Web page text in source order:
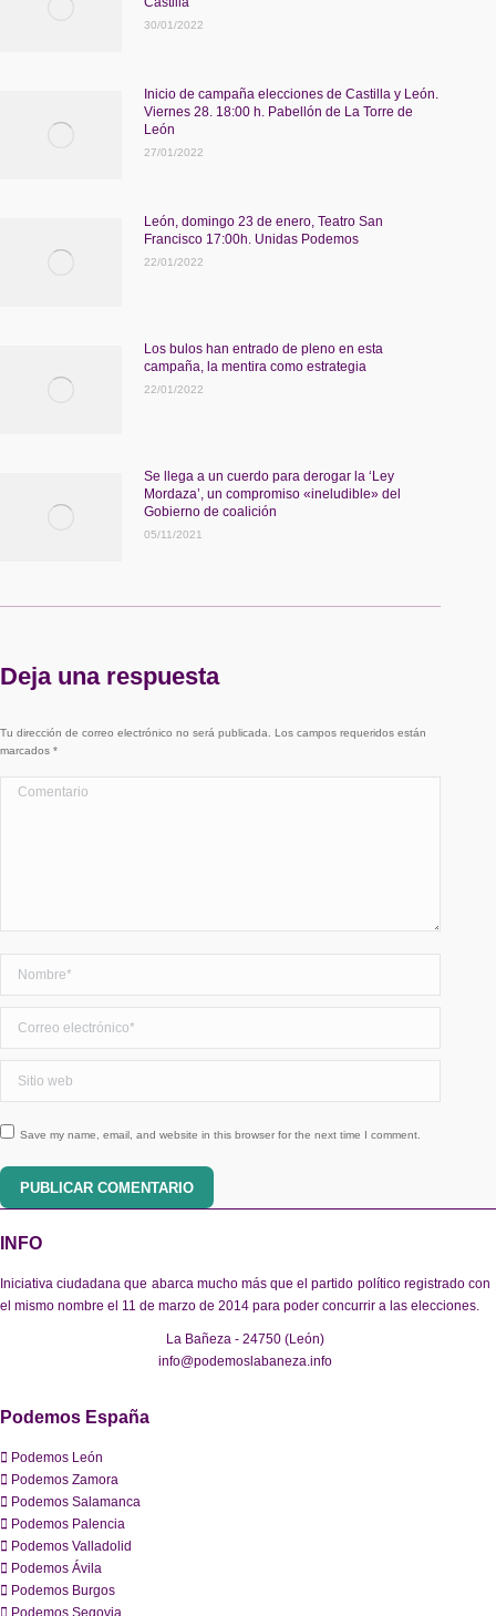
30/01/2022
Inicio de campaña elecciones de Castilla y León.
Viernes 28. 18:00 h. Pabellón de La Torre de
León
27/01/2022
León, domingo 23 de enero, Teatro San
Francisco 17:00h. Unidas Podemos
22/01/2022
Los bulos han entrado de pleno en esta
campaña, la mentira como estrategia
22/01/2022
Se llega a un cuerdo para derogar la ‘Ley
Mordaza’, un compromiso «ineludible» del
Gobierno de coalición
05/11/2021
Deja una respuesta
Tu dirección de correo electrónico no será publicada. Los campos requeridos están
marcados *
Comentario
Save my name, email, and website in this browser for the next time I comment.
PUBLICAR COMENTARIO
INFO
Iniciativa ciudadana que abarca mucho más que el partido político registrado con
el mismo nombre el 11 de marzo de 2014 para poder concurrir a las elecciones.
La Bañeza - 24750 (León)
info@podemoslabaneza.info
Podemos España
Podemos León
Podemos Zamora
Podemos Salamanca
Podemos Palencia
Podemos Valladolid
Podemos Ávila
Podemos Burgos
Podemos Segovia